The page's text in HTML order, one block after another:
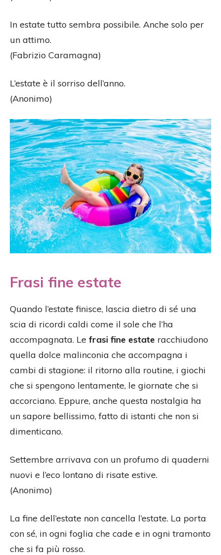
In estate tutto sembra possibile. Anche solo per
un attimo.
(Fabrizio Caramagna)
L’estate è il sorriso dell’anno.
(Anonimo)
Frasi fine estate
Quando l’estate finisce, lascia dietro di sé una
scia di ricordi caldi come il sole che l’ha
accompagnata. Le frasi fine estate racchiudono
quella dolce malinconia che accompagna i
cambi di stagione: il ritorno alla routine, i giochi
che si spengono lentamente, le giornate che si
accorciano. Eppure, anche questa nostalgia ha
un sapore bellissimo, fatto di istanti che non si
dimenticano.
Settembre arrivava con un profumo di quaderni
nuovi e l’eco lontano di risate estive.
(Anonimo)
La fine dell’estate non cancella l’estate. La porta
con sé, in ogni foglia che cade e in ogni tramonto
che si fa più rosso.